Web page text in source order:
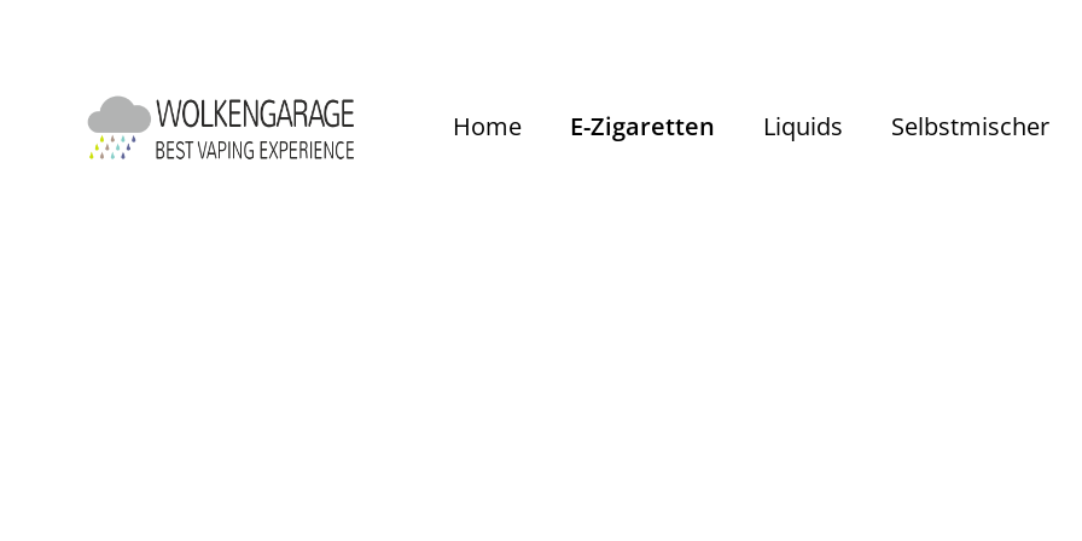
Home E-Zigaretten Liquids Selbstmischer